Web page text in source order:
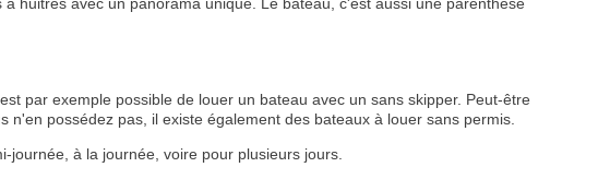
par exemple possible de louer un bateau avec un sans skipper. Peut-être
possédez pas, il existe également des bateaux à louer sans permis.
à la journée, voire pour plusieurs jours.